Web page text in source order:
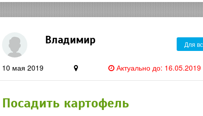
Владимир Для
10 мая 2019 Актуально до: 16.05.2019
Посадить картофель